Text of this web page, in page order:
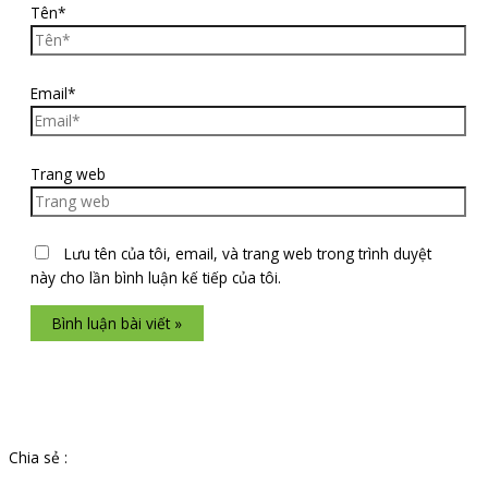
Tên*
Email*
Trang web
Lưu tên của tôi, email, và trang web trong trình duyệt
này cho lần bình luận kế tiếp của tôi.
Chia sẻ :